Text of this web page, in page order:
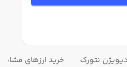
نتورک خرید ارزهای مشابه